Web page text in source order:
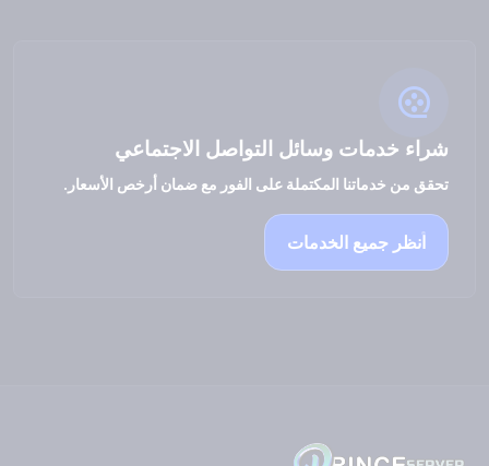
شراء خدمات وسائل التواصل الاجتماعي
تحقق من خدماتنا المكتملة على الفور مع ضمان أرخص الأسعار.
انظر جميع الخدمات